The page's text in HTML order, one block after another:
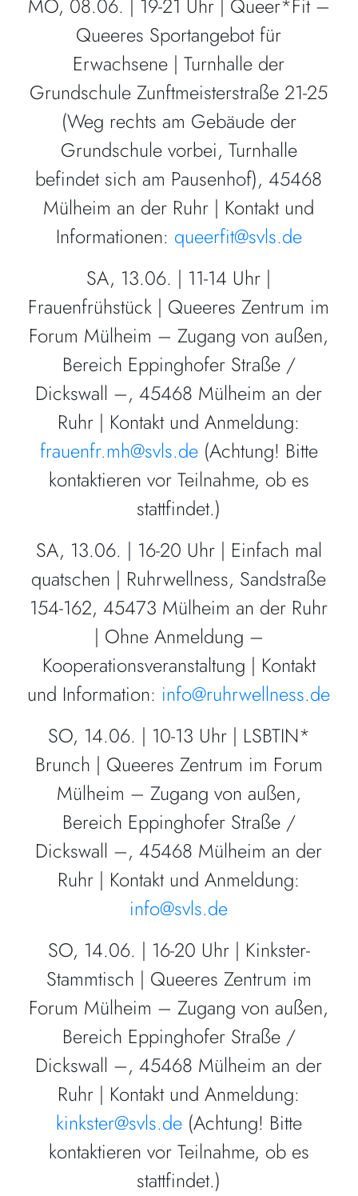
MO, 08.06. | 19-21 Uhr | Queer*Fit –
Queeres Sportangebot für
Erwachsene | Turnhalle der
Grundschule Zunftmeisterstraße 21-25
(Weg rechts am Gebäude der
Grundschule vorbei, Turnhalle
befindet sich am Pausenhof), 45468
Mülheim an der Ruhr | Kontakt und
Informationen: queerfit@svls.de
SA, 13.06. | 11-14 Uhr |
Frauenfrühstück | Queeres Zentrum im
Forum Mülheim – Zugang von außen,
Bereich Eppinghofer Straße /
Dickswall –, 45468 Mülheim an der
Ruhr | Kontakt und Anmeldung:
frauenfr.mh@svls.de(Achtung! Bitte
kontaktieren vor Teilnahme, ob es
stattfindet.)
SA, 13.06. | 16-20 Uhr | Einfach mal
quatschen | Ruhrwellness, Sandstraße
154-162, 45473 Mülheim an der Ruhr
| Ohne Anmeldung –
Kooperationsveranstaltung | Kontakt
und Information: info@ruhrwellness.de
SO, 14.06. | 10-13 Uhr | LSBTIN*
Brunch | Queeres Zentrum im Forum
Mülheim – Zugang von außen,
Bereich Eppinghofer Straße /
Dickswall –, 45468 Mülheim an der
Ruhr | Kontakt und Anmeldung:
info@svls.de
SO, 14.06. | 16-20 Uhr | Kinkster-
Stammtisch | Queeres Zentrum im
Forum Mülheim – Zugang von außen,
Bereich Eppinghofer Straße /
Dickswall –, 45468 Mülheim an der
Ruhr | Kontakt und Anmeldung:
kinkster@svls.de(Achtung! Bitte
kontaktieren vor Teilnahme, ob es
stattfindet.)